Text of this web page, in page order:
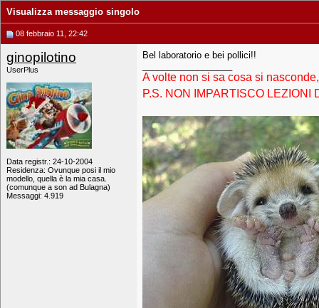
Visualizza messaggio singolo
08 febbraio 11, 22:42
ginopilotino
UserPlus
Data registr.: 24-10-2004
Residenza: Ovunque posi il mio
modello, quella è la mia casa.
(comunque a son ad Bulagna)
Messaggi: 4.919
Bel laboratorio e bei pollici!!
A volte non si sa cosa si
P.S. NON IMPARTISCO LEZIONI